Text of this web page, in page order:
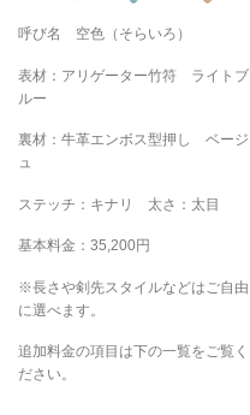
呼び名 空色（そらいろ）
表材：アリゲーター竹符 ライトブ
ルー
裏材：牛革エンボス型押し ベージ
ュ
ステッチ：キナリ 太さ：太目
基本料金：35,200円
※長さや剣先スタイルなどはご自由
に選べます。
追加料金の項目は下の一覧をご覧く
ださい。